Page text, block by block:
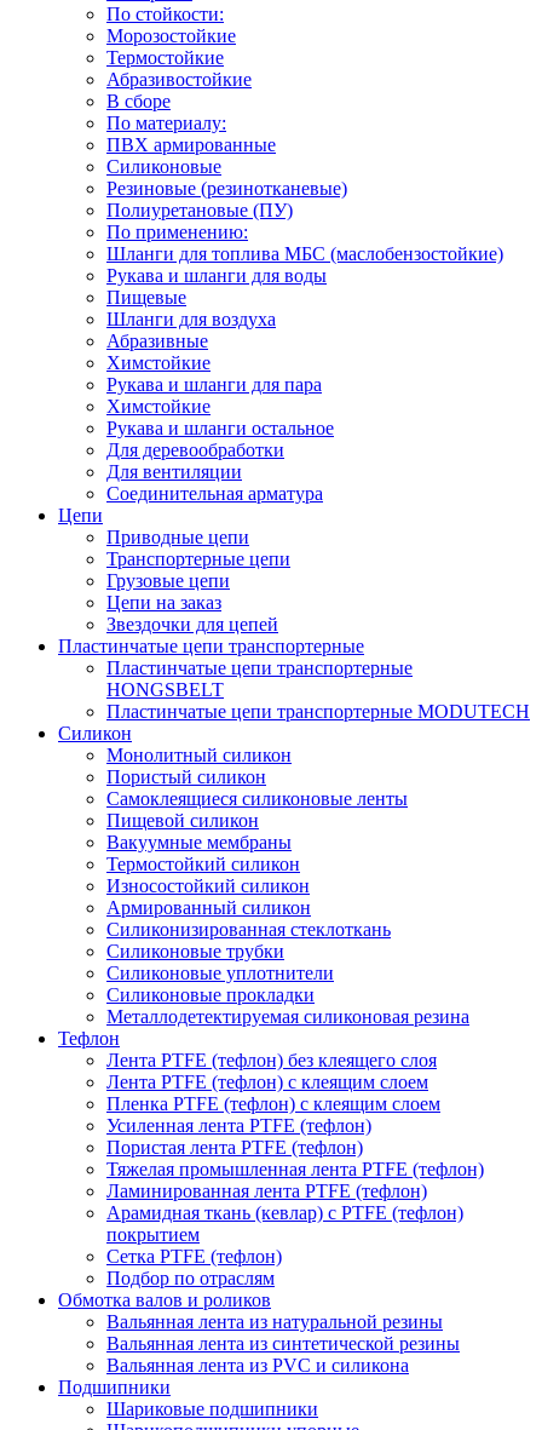
По стойкости:
Морозостойкие
Термостойкие
Абразивостойкие
В сборе
По материалу:
ПВХ армированные
Силиконовые
Резиновые (резинотканевые)
Полиуретановые (ПУ)
По применению:
Шланги для топлива МБС (маслобензостойкие)
Рукава и шланги для воды
Пищевые
Шланги для воздуха
Абразивные
Химстойкие
Рукава и шланги для пара
Химстойкие
Рукава и шланги остальное
Для деревообработки
Для вентиляции
Соединительная арматура
Цепи
Приводные цепи
Транспортерные цепи
Грузовые цепи
Цепи на заказ
Звездочки для цепей
Пластинчатые цепи транспортерные
Пластинчатые цепи транспортерные
HONGSBELT
Пластинчатые цепи транспортерные MODUTECH
Силикон
Монолитный силикон
Пористый силикон
Самоклеящиеся силиконовые ленты
Пищевой силикон
Вакуумные мембраны
Термостойкий силикон
Износостойкий силикон
Армированный силикон
Силиконизированная стеклоткань
Силиконовые трубки
Силиконовые уплотнители
Силиконовые прокладки
Металлодетектируемая силиконовая резина
Тефлон
Лента PTFE (тефлон) без клеящего слоя
Лента PTFE (тефлон) с клеящим слоем
Пленка PTFE (тефлон) с клеящим слоем
Усиленная лента PTFE (тефлон)
Пористая лента PTFE (тефлон)
Тяжелая промышленная лента PTFE (тефлон)
Ламинированная лента PTFE (тефлон)
Арамидная ткань (кевлар) с PTFE (тефлон)
покрытием
Сетка PTFE (тефлон)
Подбор по отраслям
Обмотка валов и роликов
Вальянная лента из натуральной резины
Вальянная лента из синтетической резины
Вальянная лента из PVC и силикона
Подшипники
Шариковые подшипники